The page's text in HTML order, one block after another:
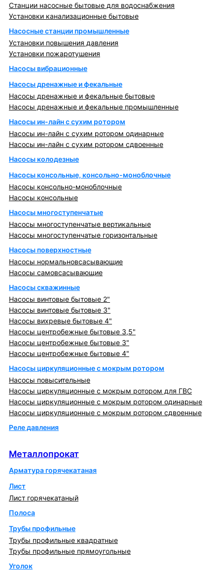
Станции насосные бытовые для водоснабжения
Установки канализационные бытовые
Насосные станции промышленные
Установки повышения давления
Установки пожаротушения
Насосы вибрационные
Насосы дренажные и фекальные
Насосы дренажные и фекальные бытовые
Насосы дренажные и фекальные промышленные
Насосы ин-лайн с сухим ротором
Насосы ин-лайн с сухим ротором одинарные
Насосы ин-лайн с сухим ротором сдвоенные
Насосы колодезные
Насосы консольные, консольно-моноблочные
Насосы консольно-моноблочные
Насосы консольные
Насосы многоступенчатые
Насосы многоступенчатые вертикальные
Насосы многоступенчатые горизонтальные
Насосы поверхностные
Насосы нормальновсасывающие
Насосы самовсасывающие
Насосы скважинные
Насосы винтовые бытовые 2"
Насосы винтовые бытовые 3"
Насосы вихревые бытовые 4"
Насосы центробежные бытовые 3,5"
Насосы центробежные бытовые 3"
Насосы центробежные бытовые 4"
Насосы циркуляционные с мокрым ротором
Насосы повысительные
Насосы циркуляционные с мокрым ротором для ГВС
Насосы циркуляционные с мокрым ротором одинарные
Насосы циркуляционные с мокрым ротором сдвоенные
Реле давления
Металлопрокат
Арматура горячекатаная
Лист
Лист горячекатаный
Полоса
Трубы профильные
Трубы профильные квадратные
Трубы профильные прямоугольные
Уголок